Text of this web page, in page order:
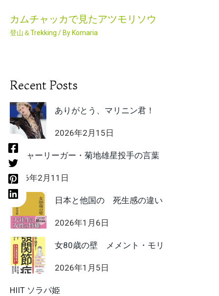
カムチャッカで見たアツモリソウ
登山＆Trekking / By Komaria
Recent Posts
ありがとう、マリニン君！
2026年2月15日
メジャーリーガー・菊地雄星投手の言葉
2026年2月11日
日本と他国の 死生感の違い
2026年1月6日
女80歳の壁 メメント・モリ
2026年1月5日
HIIT ソラパ姫